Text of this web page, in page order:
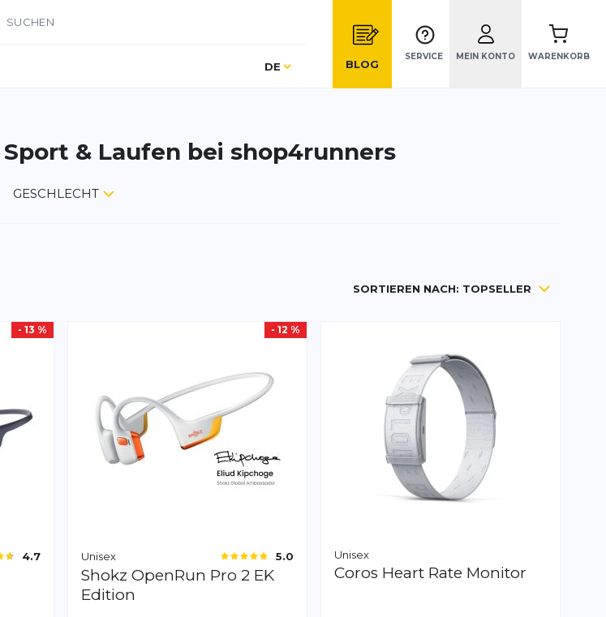
Sprache
DE BLOG
SERVICE MEIN KONTO WARENKORB
& Laufen bei shop4runners
GESCHLECHT
SORTIEREN NACH: TOPSELLER
- 13 %
4.7
- 12 %
Unisex 5.0
Shokz OpenRun Pro 2 EK
Edition
Unisex
Coros Heart Rate Monitor